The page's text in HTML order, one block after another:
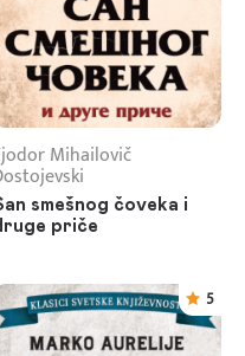
Mihailovič
smešnog čoveka i
priče
5